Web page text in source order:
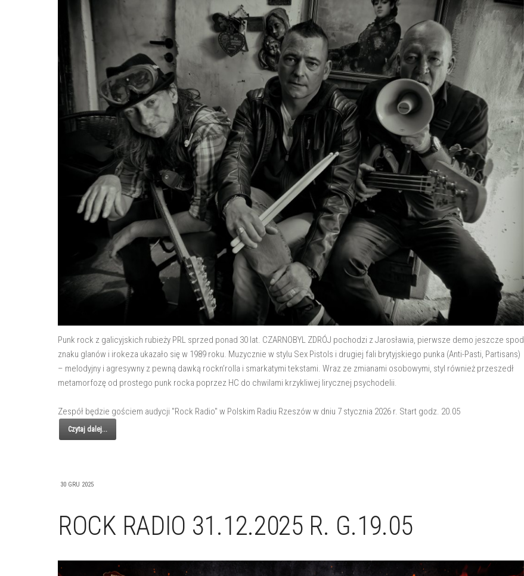
Punk rock z galicyjskich rubieży PRL sprzed ponad 30 lat. CZARNOBYL ZDRÓJ pochodzi z Jarosławia, pierwsze demo jeszcze spod
znaku glanów i irokeza ukazało się w 1989 roku. Muzycznie w stylu Sex Pistols i drugiej fali brytyjskiego punka (Anti-Pasti, Partisans)
– melodyjny i agresywny z pewną dawką rockn’rolla i smarkatymi tekstami. Wraz ze zmianami osobowymi, styl również przeszedł
metamorfozę od prostego punk rocka poprzez HC do chwilami krzykliwej lirycznej psychodelii.
Zespół będzie gościem audycji "Rock Radio" w Polskim Radiu Rzeszów w dniu 7 stycznia 2026 r. Start godz. 20.05
Czytaj dalej...
30 GRU 2025
ROCK RADIO 31.12.2025 R. G.19.05